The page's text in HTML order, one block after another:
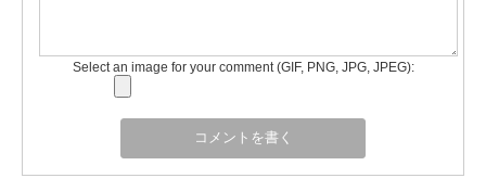
Select an image for your comment (GIF, PNG, JPG, JPEG):